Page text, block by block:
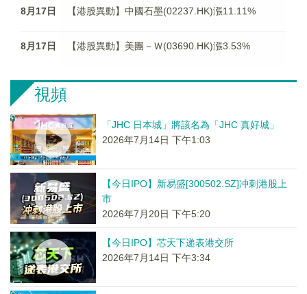
8月17日 【港股異動】中國石墨(02237.HK)漲11.11%
8月17日 【港股異動】美團－Ｗ(03690.HK)漲3.53%
視頻
「JHC 日本城」將該名為「JHC 真好城」
2026年7月14日 下午1:03
【今日IPO】新易盛[300502.SZ]冲刺港股上
市
2026年7月20日 下午5:20
【今日IPO】芯天下递表港交所
2026年7月14日 下午3:34